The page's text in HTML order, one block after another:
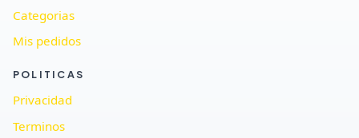
Categorias
Mis pedidos
POLITICAS
Privacidad
Terminos